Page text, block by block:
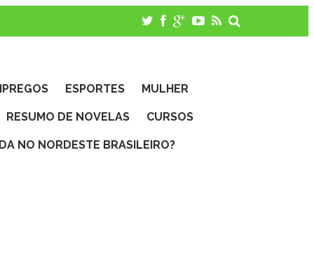
ESPORTES MULHER
RESUMO DE NOVELAS CURSOS
NO NORDESTE BRASILEIRO?